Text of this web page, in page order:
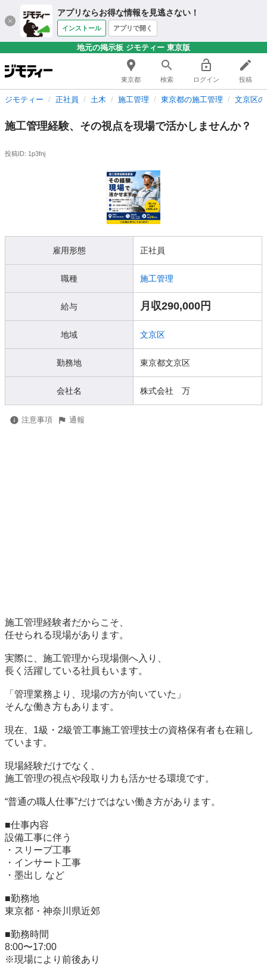
アプリならお得な情報を見逃さない！
インストール アプリで開く
地元の掲示板 ジモティー 東京版
東京都 検索 ログイン 投稿
ジモティー 正社員 土木 施工管理 東京都の施工管理 文京区
施工管理経験、その視点を現場で活かしませんか？
投稿ID: 1p3fnj
雇用形態 正社員
職種 施工管理
給与 月収290,000円
地域 文京区
勤務地 東京都文京区
会社名 株式会社 万
注意事項 通報
施工管理経験者だからこそ、
任せられる現場があります。
実際に、施工管理から現場側へ入り、
長く活躍している社員もいます。
「管理業務より、現場の方が向いていた」
そんな働き方もあります。
現在、1級・2級管工事施工管理技士の資格保有者も在籍し
ています。
現場経験だけでなく、
施工管理の視点や段取り力も活かせる環境です。
“普通の職人仕事”だけではない働き方があります。
■仕事内容
設備工事に伴う
・スリーブ工事
・インサート工事
・墨出し など
■勤務地
東京都・神奈川県近郊
■勤務時間
8:00〜17:00
※現場により前後あり